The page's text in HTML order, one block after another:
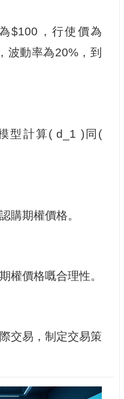
$100，行使價為
波動率為20%，到
型計算( d_1 )同(
購期權價格。
權價格嘅合理性。
交易，制定交易策